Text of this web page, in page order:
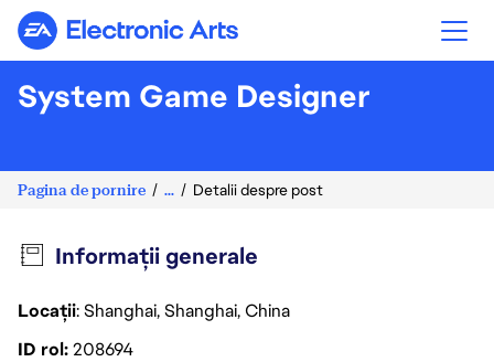
Electronic Arts
System Game Designer
Pagina de pornire ... Detalii despre post
Informații generale
Locații: Shanghai, Shanghai, China
ID rol208694